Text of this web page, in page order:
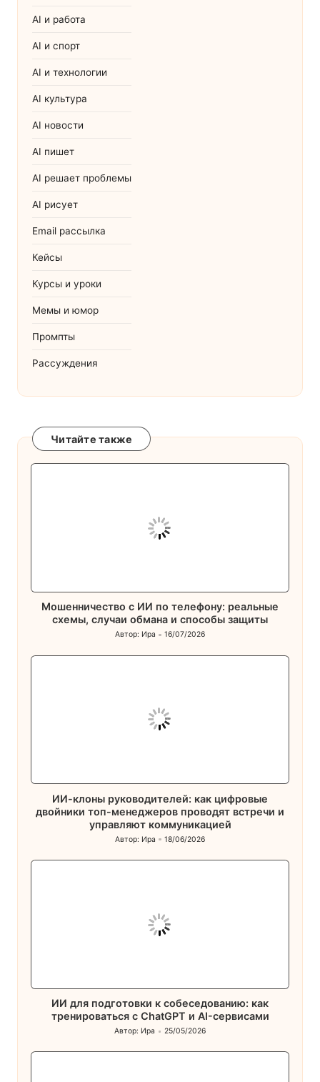
AI и работа
AI и спорт
AI и технологии
AI культура
AI новости
AI пишет
AI решает проблемы
AI рисует
Email рассылка
Кейсы
Курсы и уроки
Мемы и юмор
Промпты
Рассуждения
Читайте также
Мошенничество с ИИ по телефону: реальные
схемы, случаи обмана и способы защиты
Запись
Автор: Ира 16/07/2026
ИИ-клоны руководителей: как цифровые
двойники топ-менеджеров проводят встречи и
управляют коммуникацией
Запись
от
Автор: Ира 18/06/2026
ИИ для подготовки к собеседованию: как
тренироваться с ChatGPT и AI-сервисами
Запись
от
Автор: Ира 25/05/2026